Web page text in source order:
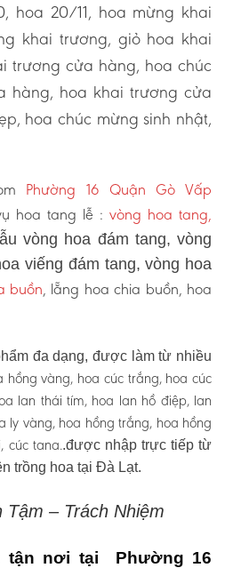
hoa 20/11, hoa mừng khai
khai trương, giỏ hoa khai
trương cửa hàng, hoa chúc
hàng, hoa khai trương cửa
hoa chúc mừng sinh nhật,
Phường 16 Quận Gò Vấp
hoa tang lễ : vòng hoa tang,
vòng hoa đám tang, vòng
viếng đám tang, vòng hoa
buồn, lẵng hoa chia buồn, hoa
đa dạng, được làm từ nhiều
hồng vàng, hoa cúc trắng, hoa cúc
lan thái tím, hoa lan hồ điệp, lan
ly vàng, hoa hồng trắng, hoa hồng
cúc tana..được nhập trực tiếp từ
trồng hoa tại Đà Lạt.
Tậm – Trách Nhiệm
tận nơi tại Phường 16